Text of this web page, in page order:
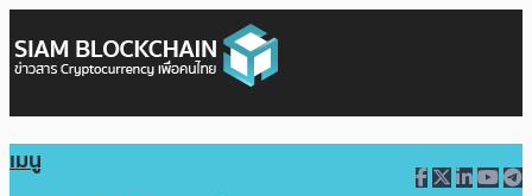
เมนู